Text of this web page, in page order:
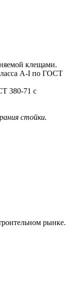
клещами.
A-I по ГОСТ
380-71 с
стойки.
рынке.